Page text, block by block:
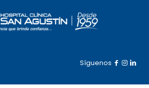
Síguenos